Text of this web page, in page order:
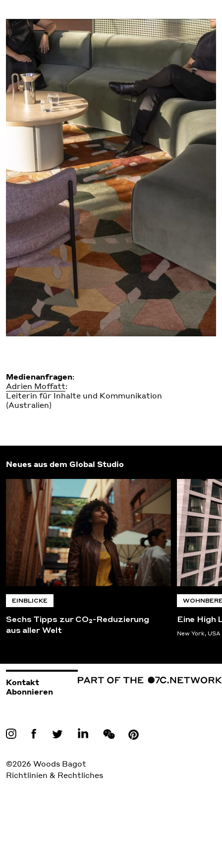
Medienanfragen:
Adrien Moffatt:
Leiterin für Inhalte und Kommunikation
(Australien)
Neues aus dem Global Studio
EINBLICKE
Sechs Tipps zur CO₂-Reduzierung
aus aller Welt
Eine High
New York, USA
Kontakt
Abonnieren
©2026 Woods Bagot
Richtlinien & Rechtliches